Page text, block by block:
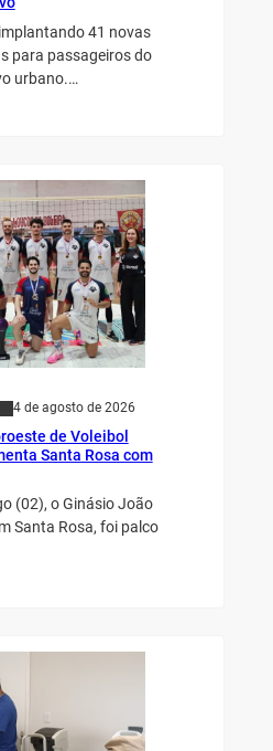
41 novas
para passageiros do
urbano.…
4 de agosto de 2026
de Voleibol
Santa Rosa com
(02), o Ginásio João
Santa Rosa, foi palco